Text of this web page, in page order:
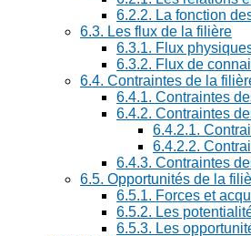
6.2.2. La fonction
6.3. Les flux de la filière
6.3.1. Flux
6.3.2. Flux de
6.4. Contraintes de la
6.4.1. Contraintes
6.4.2. Contraintes
6.4.2.1.
6.4.2.2.
6.4.3. Contraintes
6.5. Opportunités de la
6.5.1. Forces et
6.5.2. Les
6.5.3. Les